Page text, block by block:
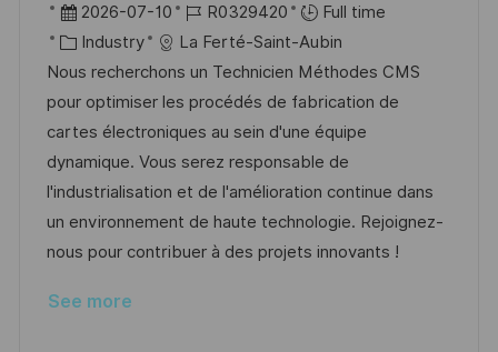
o
c
a
t
i
o
n
P
o
s
t
e
d
D
a
t
2026-07-10
J
o
b
d
R0329420
Full time
C
a
t
e
g
o
r
y
Industry
La Ferté-Saint-Aubin
Nous recherchons un Technicien Méthodes CMS
pour optimiser les procédés de fabrication de
cartes électroniques au sein d'une équipe
dynamique. Vous serez responsable de
l'industrialisation et de l'amélioration continue dans
un environnement de haute technologie. Rejoignez-
nous pour contribuer à des projets innovants !
See more